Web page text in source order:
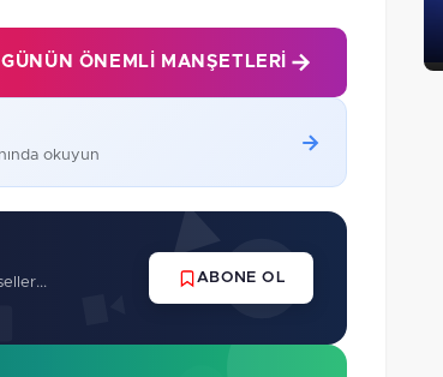
GÜNÜN ÖNEMLI MANŞETLERI
okuyun
ABONE OL